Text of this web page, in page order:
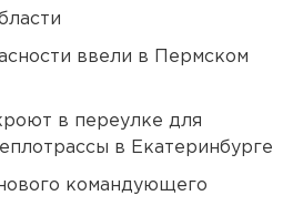
ввели в Пермском
в переулке для
в Екатеринбурге
командующего